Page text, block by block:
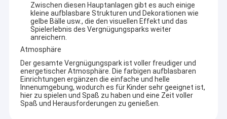
Zwischen diesen Hauptanlagen gibt es auch einige
kleine aufblasbare Strukturen und Dekorationen wie
gelbe Bälle usw., die den visuellen Effekt und das
Spielerlebnis des Vergnügungsparks weiter
anreichern.
Atmosphäre
Der gesamte Vergnügungspark ist voller freudiger und
energetischer Atmosphäre. Die farbigen aufblasbaren
Einrichtungen ergänzen die einfache und helle
Innenumgebung, wodurch es für Kinder sehr geeignet ist,
hier zu spielen und Spaß zu haben und eine Zeit voller
Spaß und Herausforderungen zu genießen.